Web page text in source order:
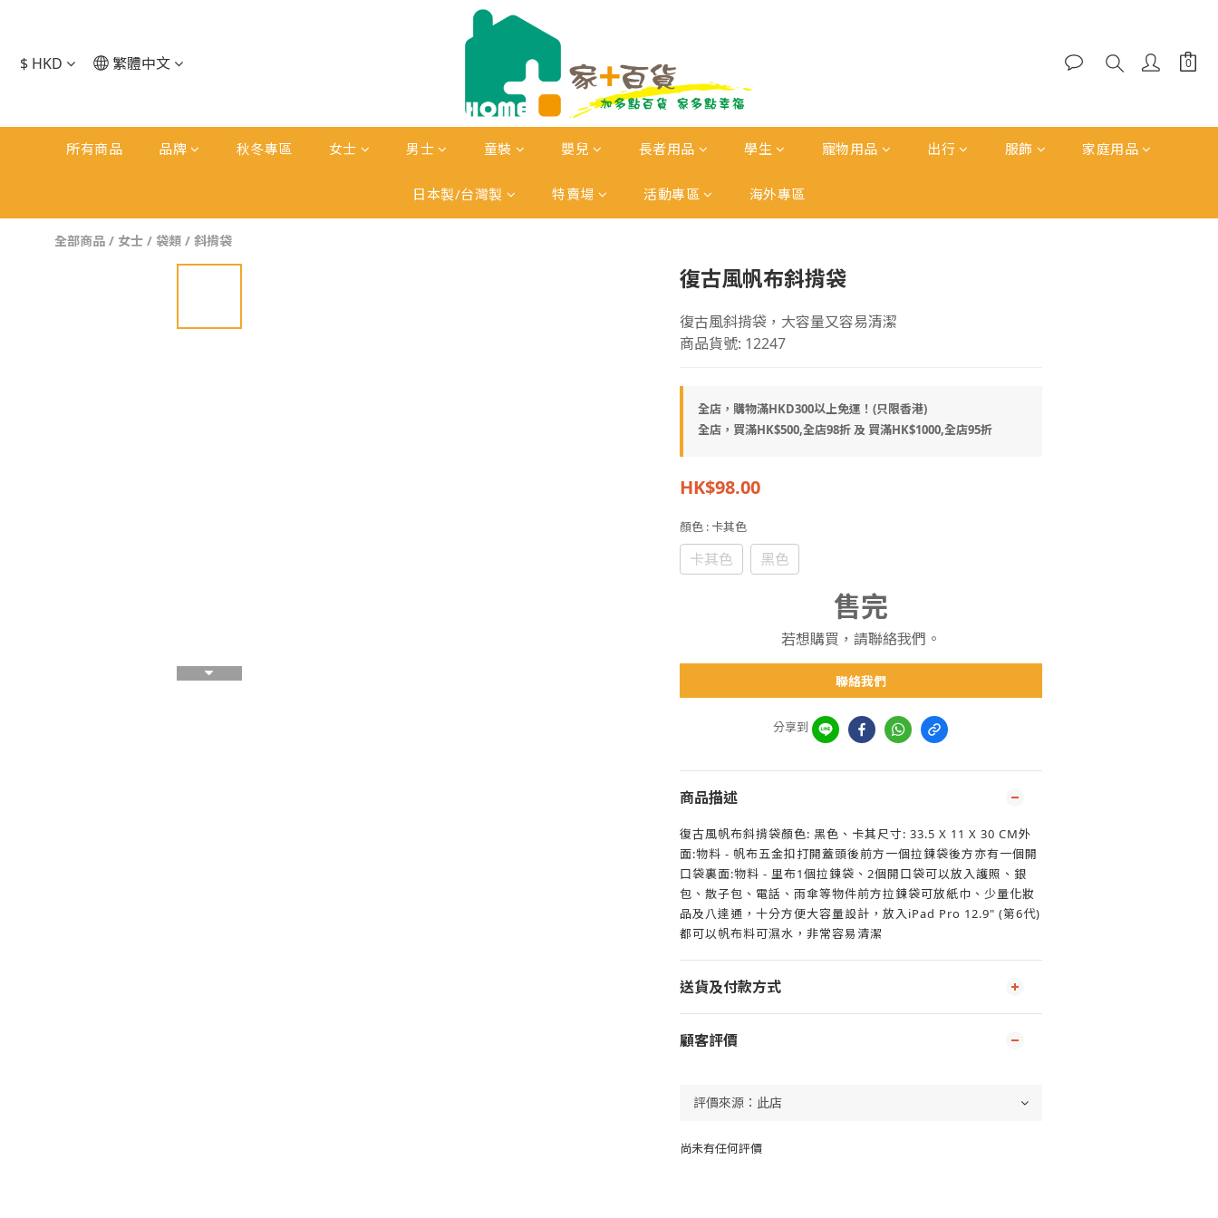
$ HKD 繁體中文
所有商品 品牌 秋冬專區 女士 男士 童裝 嬰兒 長者用品 學生 寵物用品 出行 服飾 家庭用品
日本製/台灣製 特賣場 活動專區 海外專區
全部商品 / 女士 / 袋類 / 斜揹袋
復古風帆布斜揹袋
復古風斜揹袋，大容量又容易清潔
商品貨號: 12247
全店，購物滿HKD300以上免運！(只限香港)
全店，買滿HK$500,全店98折 及 買滿HK$1000,全店95折
HK$98.00
顏色 : 卡其色
卡其色 黑色
售完
若想購買，請聯絡我們。
聯絡我們
分享到
商品描述
復古風帆布斜揹袋顏色: 黑色、卡其尺寸: 33.5 X 11 X 30 CM外
面:物料 - 帆布五金扣打開蓋頭後前方一個拉鍊袋後方亦有一個開
口袋裏面:物料 - 里布1個拉鍊袋、2個開口袋可以放入護照、銀
包、散子包、電話、雨傘等物件前方拉鍊袋可放紙巾、少量化妝
品及八達通，十分方便大容量設計，放入iPad Pro 12.9" (第6代)
都可以帆布料可濕水，非常容易清潔
送貨及付款方式
顧客評價
尚未有任何評價